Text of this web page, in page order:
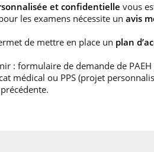
et confidentielle vous
les examens nécessite un avis
de mettre en place un plan
: formulaire de demande de
médical ou PPS (projet